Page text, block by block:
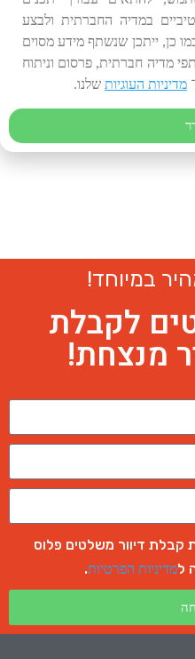
במיוחד!
לקבלת
מנצחת!
דיוור משלטים פלוס
מדיניות הפרטיות.
במדיה החברתית ולבצע
כן, ייתכן שנשתף מידע מסוים
מדיה חברתית, פרסום וניתוח
מדיניות העוגיות שלנו.